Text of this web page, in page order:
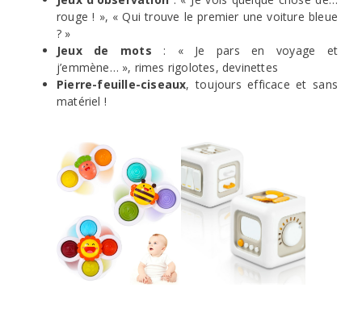
rouge ! », « Qui trouve le premier une voiture bleue
? »
Jeux de mots : « Je pars en voyage et
j’emmène… », rimes rigolotes, devinettes
Pierre-feuille-ciseaux, toujours efficace et sans
matériel !